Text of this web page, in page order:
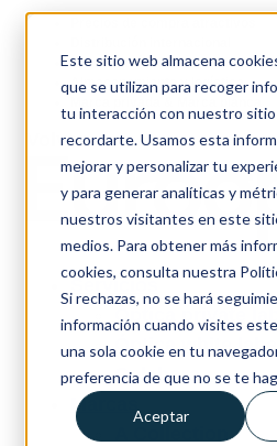
Este sitio web almacena
que se utilizan para recoger
tu interacción con nuestro
recordarte. Usamos esta
mejorar y personalizar tu
y para generar analíticas y
nuestros visitantes en este
medios. Para obtener más
cookies, consulta nuestra
Si rechazas, no se hará
información cuando visites
una sola cookie en tu
preferencia de que no se te
Aceptar
Certificación ISO completa
Almacenamiento y logística
Volver
Servicios
Óptica private
Óptica white
Colabora
Marcas
A Collection